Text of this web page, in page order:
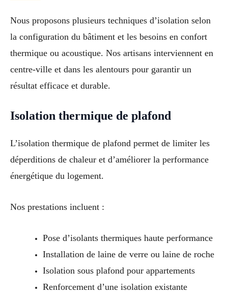
Nous proposons plusieurs techniques d’isolation selon
la configuration du bâtiment et les besoins en confort
thermique ou acoustique. Nos artisans interviennent en
centre-ville et dans les alentours pour garantir un
résultat efficace et durable.
Isolation thermique de plafond
L’isolation thermique de plafond permet de limiter les
déperditions de chaleur et d’améliorer la performance
énergétique du logement.
Nos prestations incluent :
Pose d’isolants thermiques haute performance
Installation de laine de verre ou laine de roche
Isolation sous plafond pour appartements
Renforcement d’une isolation existante